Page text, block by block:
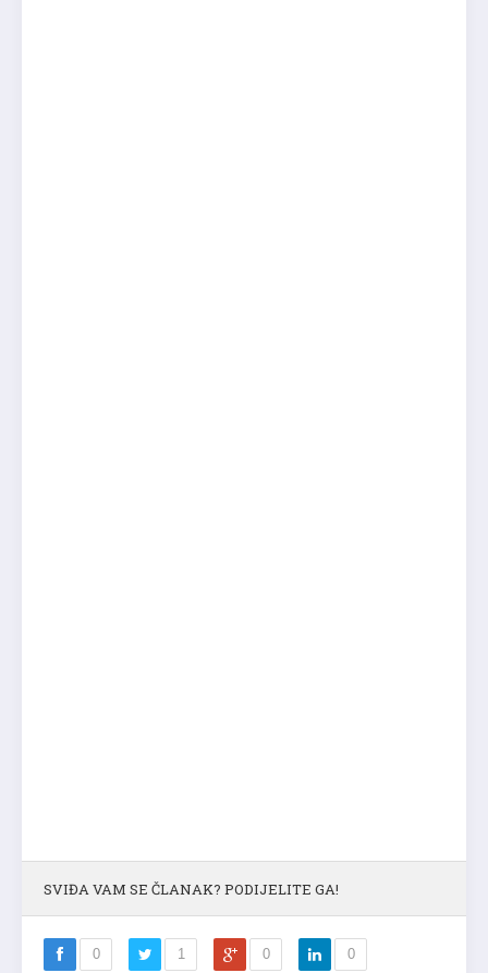
SVIĐA VAM SE ČLANAK? PODIJELITE GA!
0 1 0 0